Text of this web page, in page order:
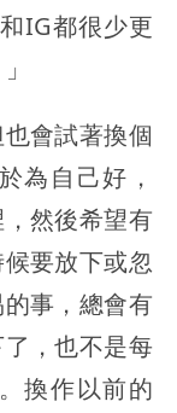
IG都很少更
會試著換個
為自己好，
，然後希望有
要放下或忽
事，總會有
，也不是每
換作以前的